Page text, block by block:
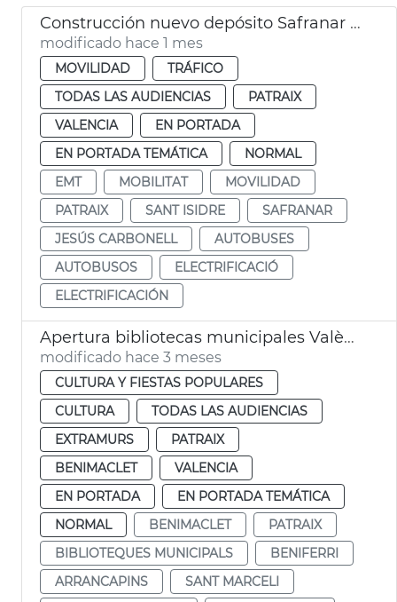
Construcción nuevo depósito Safranar EMT València
modificado hace 1 mes
MOVILIDAD
TRÁFICO
TODAS LAS AUDIENCIAS
PATRAIX
VALENCIA
EN PORTADA
EN PORTADA TEMÁTICA
NORMAL
EMT
MOBILITAT
MOVILIDAD
PATRAIX
SANT ISIDRE
SAFRANAR
JESÚS CARBONELL
AUTOBUSES
AUTOBUSOS
ELECTRIFICACIÓ
ELECTRIFICACIÓN
Apertura bibliotecas municipales València 24 horas por exámenes
modificado hace 3 meses
CULTURA Y FIESTAS POPULARES
CULTURA
TODAS LAS AUDIENCIAS
EXTRAMURS
PATRAIX
BENIMACLET
VALENCIA
EN PORTADA
EN PORTADA TEMÁTICA
NORMAL
BENIMACLET
PATRAIX
BIBLIOTEQUES MUNICIPALS
BENIFERRI
ARRANCAPINS
SANT MARCELI